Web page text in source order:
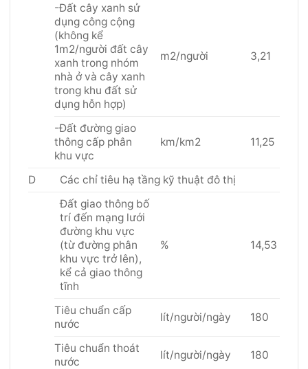
-Đất cây xanh sử
dụng công cộng
(không kể
1m2/người đất cây
xanh trong nhóm
nhà ở và cây xanh
trong khu đất sử
dụng hỗn hợp)
m2/người 3,21
-Đất đường giao
thông cấp phân
khu vực
km/km2 11,25
D
Các chỉ tiêu hạ tầng kỹ thuật đô thị
Đất giao thông bố
trí đến mạng lưới
đường khu vực
(từ đường phân
khu vực trở lên),
kể cả giao thông
tĩnh
% 14,53
Tiêu chuẩn cấp
nước
lít/người/ngày 180
Tiêu chuẩn thoát
nước
lít/người/ngày 180